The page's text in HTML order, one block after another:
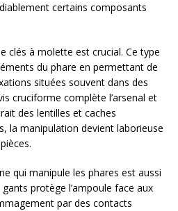
certains composants
clés à molette est crucial. Ce type
du phare en permettant de
situées souvent dans des
cruciforme complète l’arsenal et
des lentilles et caches
la manipulation devient laborieuse
qui manipule les phares est aussi
protège l’ampoule face aux
par des contacts